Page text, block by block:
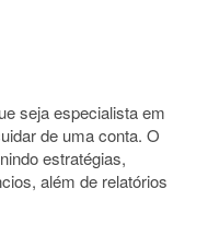
seja especialista em
de uma conta. O
estratégias,
além de relatórios